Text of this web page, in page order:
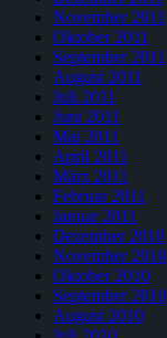
November 2011
Oktober 2011
September 2011
August 2011
Juli 2011
Juni 2011
Mai 2011
April 2011
März 2011
Februar 2011
Januar 2011
Dezember 2010
November 2010
Oktober 2010
September 2010
August 2010